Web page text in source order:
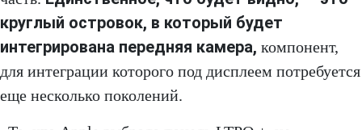
круглый островок, в который будет
интегрирована передняя камера, компонент,
для интеграции которого под дисплеем потребуется
еще несколько поколений.